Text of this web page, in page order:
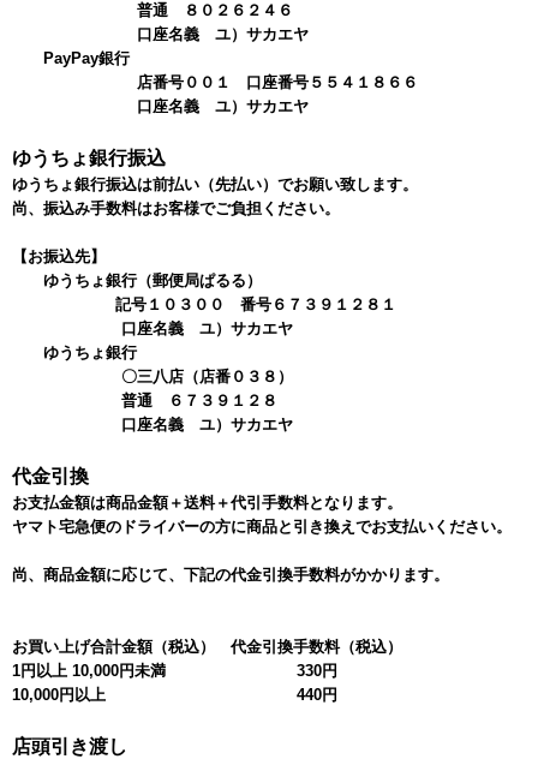
普通 ８０２６２４６
口座名義 ユ）サカエヤ
PayPay銀行
店番号００１ 口座番号５５４１８６６
口座名義 ユ）サカエヤ
ゆうちょ銀行振込
ゆうちょ銀行振込は前払い（先払い）でお願い致します。
尚、振込み手数料はお客様でご負担ください。
【お振込先】
ゆうちょ銀行（郵便局ぱるる）
記号１０３００ 番号６７３９１２８１
口座名義 ユ）サカエヤ
ゆうちょ銀行
〇三八店（店番０３８）
普通 ６７３９１２８
口座名義 ユ）サカエヤ
代金引換
お支払金額は商品金額＋送料＋代引手数料となります。
ヤマト宅急便のドライバーの方に商品と引き換えでお支払いください。
尚、商品金額に応じて、下記の代金引換手数料がかかります。
お買い上げ合計金額（税込）
代金引換手数料（税込）
1円以上 10,000円未満
330円
10,000円以上
440円
店頭引き渡し